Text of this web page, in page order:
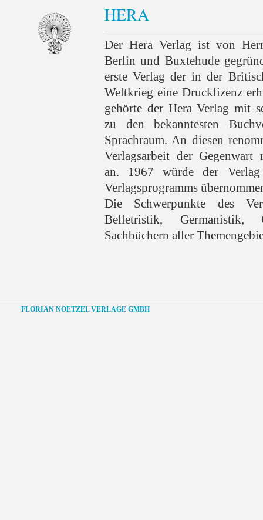
HERA
Der Hera Verlag ist von
Berlin und Buxtehude
erste Verlag der in der
Weltkrieg eine Drucklizenz
gehörte der Hera Verlag mit
zu den bekanntesten
Sprachraum. An diesen
Verlagsarbeit der
an. 1967 würde der
Verlagsprogramms
Die Schwerpunkte des
Belletristik,
Sachbüchern aller
FLORIAN NOETZEL VERLAGE GMBH